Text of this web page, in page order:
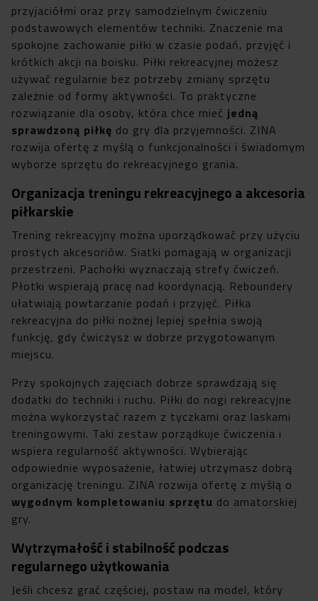
przyjaciółmi oraz przy samodzielnym ćwiczeniu
podstawowych elementów techniki. Znaczenie ma
spokojne zachowanie piłki w czasie podań, przyjęć i
krótkich akcji na boisku. Piłki rekreacyjnej możesz
używać regularnie bez potrzeby zmiany sprzętu
zależnie od formy aktywności. To praktyczne
rozwiązanie dla osoby, która chce mieć jedną
sprawdzoną piłkę do gry dla przyjemności. ZINA
rozwija ofertę z myślą o funkcjonalności i świadomym
wyborze sprzętu do rekreacyjnego grania.
Organizacja treningu rekreacyjnego a akcesoria
piłkarskie
Trening rekreacyjny można uporządkować przy użyciu
prostych akcesoriów. Siatki pomagają w organizacji
przestrzeni. Pachołki wyznaczają strefy ćwiczeń.
Płotki wspierają pracę nad koordynacją. Reboundery
ułatwiają powtarzanie podań i przyjęć. Piłka
rekreacyjna do piłki nożnej lepiej spełnia swoją
funkcję, gdy ćwiczysz w dobrze przygotowanym
miejscu.
Przy spokojnych zajęciach dobrze sprawdzają się
dodatki do techniki i ruchu. Piłki do nogi rekreacyjne
można wykorzystać razem z tyczkami oraz laskami
treningowymi. Taki zestaw porządkuje ćwiczenia i
wspiera regularność aktywności. Wybierając
odpowiednie wyposażenie, łatwiej utrzymasz dobrą
organizację treningu. ZINA rozwija ofertę z myślą o
wygodnym kompletowaniu sprzętu do amatorskiej
gry.
Wytrzymałość i stabilność podczas
regularnego użytkowania
Jeśli chcesz grać częściej, postaw na model, który